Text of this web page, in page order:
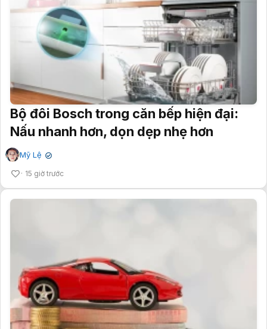
Bộ đôi Bosch trong căn bếp hiện đại:
Nấu nhanh hơn, dọn dẹp nhẹ hơn
Mỹ Lệ ✔
15 giờ trước